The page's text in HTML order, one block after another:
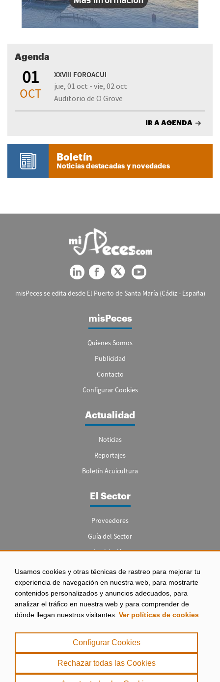
Usamos cookies y otras técnicas de rastreo para mejorar tu
experiencia de navegación en nuestra web, para mostrarte
contenidos personalizados y anuncios adecuados, para
analizar el tráfico en nuestra web y para comprender de
dónde llegan nuestros visitantes. Ver políticas de cookies
Configurar Cookies
Rechazar todas las Cookies
Agenda
01
OCT
XXVIII FOROACUI
jue, 01 oct - vie, 02 oct
Auditorio de O Grove
IR A AGENDA
Boletín
Noticias destacadas y novedades
misPeces se edita desde El Puerto de Santa María (Cádiz - España)
misPeces
Quienes Somos
Publicidad
Contacto
Configurar Cookies
Actualidad
Noticias
Reportajes
Boletín Acuicultura
El Sector
Proveedores
Guía del Sector
Legislación
Empleo
Aviso legal
|
Política de Privacidad
|